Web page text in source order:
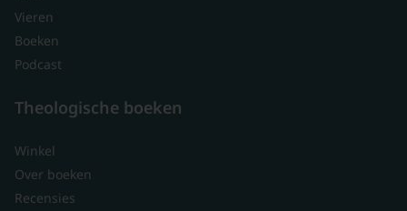
Vieren
Boeken
Podcast
Theologische boeken
Winkel
Over boeken
Recensies